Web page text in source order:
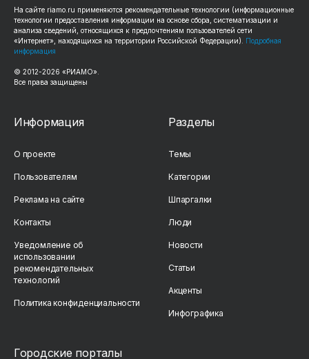
На сайте riamo.ru применяются рекомендательные технологии (информационные
технологии предоставления информации на основе сбора, систематизации и
анализа сведений, относящихся к предпочтениям пользователей сети
«Интернет», находящихся на территории Российской Федерации). Подробная
информация
© 2012-2026 «РИАМО».
Все права защищены
Информация
О проекте
Пользователям
Реклама на сайте
Контакты
Уведомление об
использовании
рекомендательных
технологий
Политика конфиденциальности
Разделы
Темы
Категории
Шпаргалки
Люди
Новости
Статьи
Акценты
Инфографика
Городские порталы